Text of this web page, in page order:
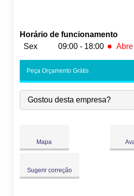
Horário de funcionamento
Sex
09:00 - 18:00 ●
-
Qua:
09:00-18:00
Qui:
09:00-18:00
●
Peça Orçamento Grátis
Gostou desta empresa?
Mapa
Sugerir correção